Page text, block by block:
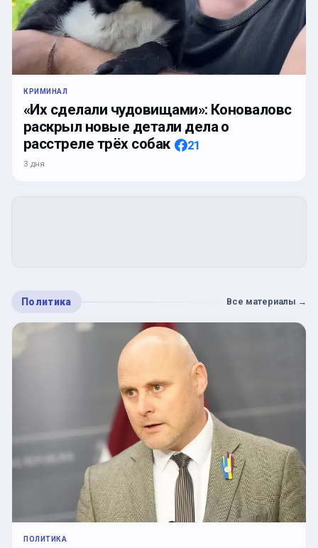
КРИМИНАЛ
«Их сделали чудовищами»: Коноваловс
раскрыл новые детали дела о
расстреле трёх собак
21
3 дня
Политика Все материалы →
ПОЛИТИКА